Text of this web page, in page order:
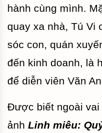
hành cùng mình.
quay xa nhà, Tú Vi
sóc con, quán
đến kinh doanh, là
để diễn viên Văn
Được biết ngoài vai
ảnh Linh miêu: